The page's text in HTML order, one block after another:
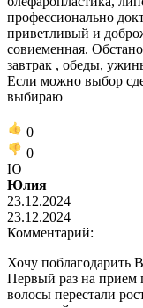
профессионально
приветливый и
совиеменная.
завтрак , обеды,
Если можно выбор
выбираю
0
0
Ю
Юлия
23.12.2024
23.12.2024
Комментарий:
Хочу поблагодарить
Первый раз на прием
волосы перестали